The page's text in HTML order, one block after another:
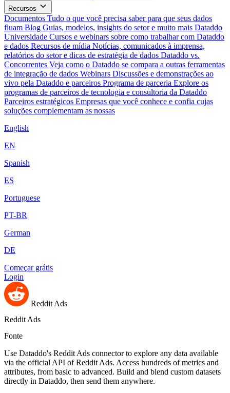
Recursos
Documentos Tudo o que você precisa saber para que seus dados
fluam Blog Guias, modelos, insights do setor e muito mais Dataddo
Universidade Cursos e webinars sobre como trabalhar com Dataddo
e dados Recursos de mídia Notícias, comunicados à imprensa,
relatórios do setor e dicas de estratégia de dados Dataddo vs.
Concorrentes Veja como o Dataddo se compara a outras ferramentas
de integração de dados Webinars Discussões e demonstrações ao
vivo pela Dataddo e parceiros Programa de parceria Explore os
programas de parceiros de tecnologia e consultoria da Dataddo
Parceiros estratégicos Empresas que você conhece e confia cujas
soluções complementam as nossas
English
EN
Spanish
ES
Portuguese
PT-BR
German
DE
Começar grátis
Login
Reddit Ads
Reddit Ads
Fonte
Use Dataddo's Reddit Ads connector to explore any data available
via the official API of Reddit Ads. Access hundreds of metrics and
attributes, from basic to advanced. Build and blend custom datasets
directly in Dataddo, then send them anywhere.